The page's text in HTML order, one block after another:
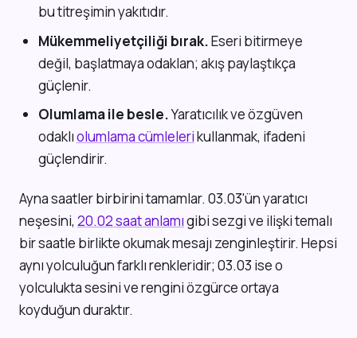
bu titreşimin yakıtıdır.
Mükemmeliyetçiliği bırak.Eseri bitirmeye
değil, başlatmaya odaklan; akış paylaştıkça
güçlenir.
Olumlama ile besle.Yaratıcılık ve özgüven
odaklıolumlama cümlelerikullanmak, ifadeni
güçlendirir.
Ayna saatler birbirini tamamlar. 03.03'ün yaratıcı
neşesini, 20.02 saat anlamıgibi sezgi ve ilişki temalı
bir saatle birlikte okumak mesajı zenginleştirir. Hepsi
aynı yolculuğun farklı renkleridir; 03.03 ise o
yolculukta sesini ve rengini özgürce ortaya
koyduğun duraktır.